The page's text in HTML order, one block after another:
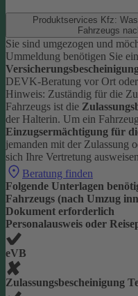
Produktservices Kfz:
Fahrzeugs
Sie sind umgezogen und
Ummeldung benötigen Sie
DEVK-Beratung vor Ort
Hinweis: Zuständig für die
Fahrzeugs ist die
der Halterin. Um ein
Einzugsermächtigung für
jemanden mit der Zulassung
sich Ihre Vertretung
Beratung finden
Folgende Unterlagen
Fahrzeugs (nach Umzug
Dokument erforderlich
Personalausweis oder
eVB
Zulassungsbescheinigung